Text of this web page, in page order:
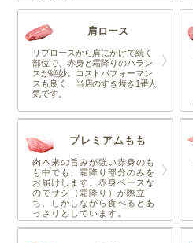
肩ロース
リブロースから肩にかけて続く
部位で、赤身と霜降りのバラン
スが絶妙。コストパフォーマン
スも良く、当店のすき焼き1番人
気です。
プレミアムもも
肉本来の旨みが強い赤身のも
も中でも、霜降り部分のみを
お届けします。赤身ベースな
のでサシ（霜降り）が際立
ち、しかしながら食べるとあ
っさりとしています。